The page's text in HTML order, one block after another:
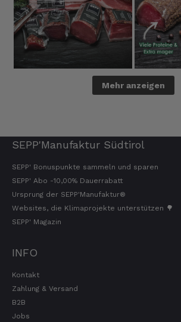
Mehr anzeigen
SEPP'Manufaktur Südtirol
SEPP' Bonuspunkte sammeln und sparen
SEPP' Abo -10,00% Dauerrabatt
Ursprung der SEPP'Manufaktur®
Websites, die Klimaprojekte unterstützen 🌳
SEPP' Magazin
INFO
Kontakt
Zahlung & Versand
B2B
Jobs